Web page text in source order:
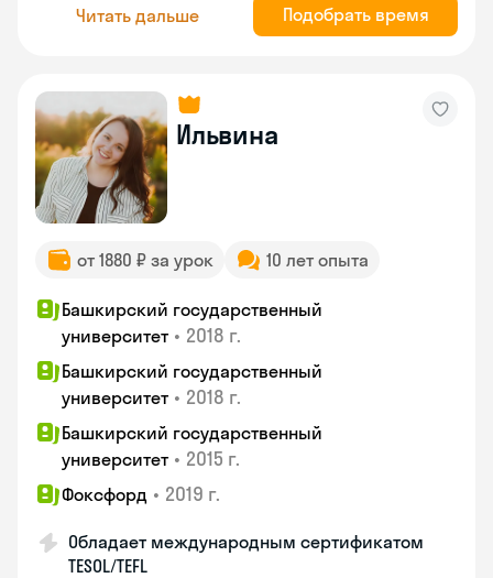
Читать дальше Подобрать время
Ильвина
от 1880 ₽ за урок 10 лет опыта
Башкирский государственный
университет • 2018 г.
Башкирский государственный
университет • 2018 г.
Башкирский государственный
университет • 2015 г.
Фоксфорд • 2019 г.
Обладает международным сертификатом
TESOL/TEFL